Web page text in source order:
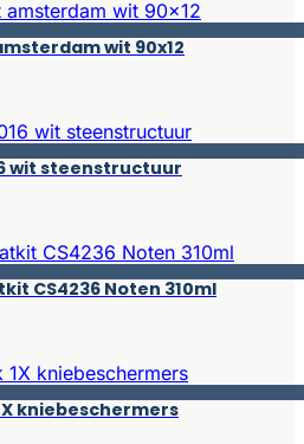
wit 90x12
wit steenstructuur
CS4236 Noten 310ml
kniebeschermers